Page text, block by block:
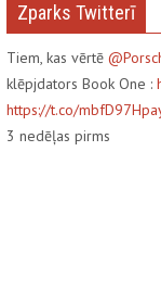
Zparks Twitterī
Tiem, kas vērtē
klēpjdators Book One :
https://t.co/
3 nedēļas pirms